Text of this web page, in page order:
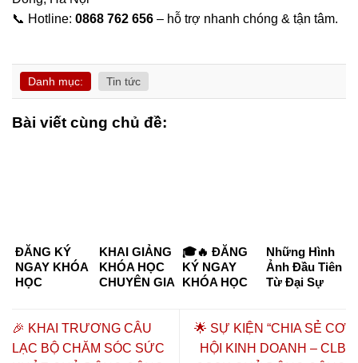
📞 Hotline: 0868 762 656 – hỗ trợ nhanh chóng & tận tâm.
Danh mục: Tin tức
Bài viết cùng chủ đề:
ĐĂNG KÝ
NGAY KHÓA
HỌC
SINH KHÓA
K6 & K7
KHAI GIẢNG
KHÓA HỌC
CHUYÊN GIA
CHĂM SÓC
SỨC KHỎE
CHỦ ĐỘNG
🎓🔥 ĐĂNG
KÝ NGAY
KHÓA HỌC
SINH –
CHĂM SÓC
SỨC KHỎE
Những Hình
Ảnh Đầu Tiên
Từ Đại Sự
– Đồng Hành
Thịnh
Vượng”
🎉 KHAI TRƯƠNG CÂU
LẠC BỘ CHĂM SÓC SỨC
🌟 SỰ KIỆN “CHIA SẺ CƠ
HỘI KINH DOANH – CLB